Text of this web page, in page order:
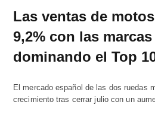
Las ventas de
9,2% con las
dominando el Top
El mercado español de las dos ruedas
crecimiento tras cerrar julio con un